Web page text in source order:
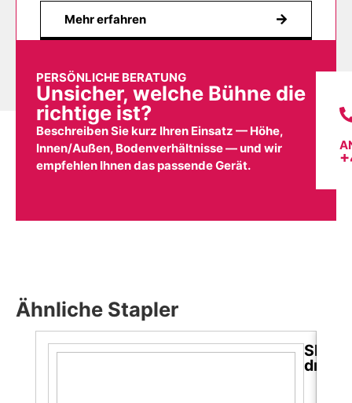
Mehr erfahren
PERSÖNLICHE BERATUNG
Unsicher, welche Bühne die
richtige ist?
Beschreiben Sie kurz Ihren Einsatz — Höhe,
Innen/Außen, Bodenverhältnisse — und wir
empfehlen Ihnen das passende Gerät.
Ähnliche Stapler
SP-